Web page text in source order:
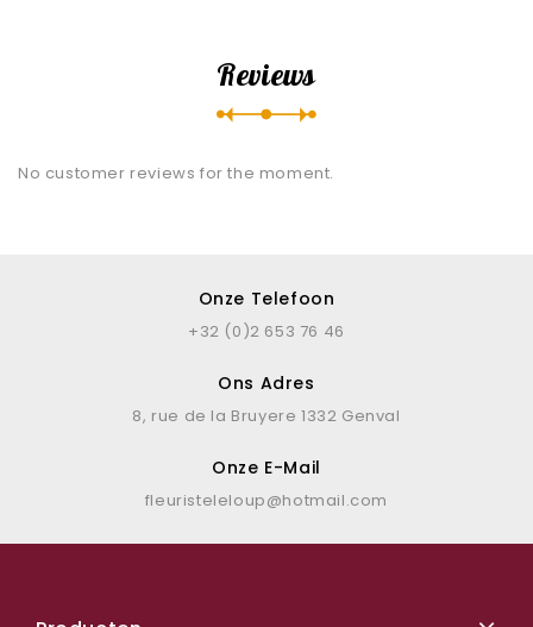
Reviews
No customer reviews for the moment.
Onze Telefoon
+32 (0)2 653 76 46
Ons Adres
8, rue de la Bruyere 1332 Genval
Onze E-Mail
fleuristeleloup@hotmail.com